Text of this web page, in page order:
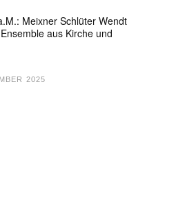
Meixner Schlüter Wendt
aus Kirche und
2025